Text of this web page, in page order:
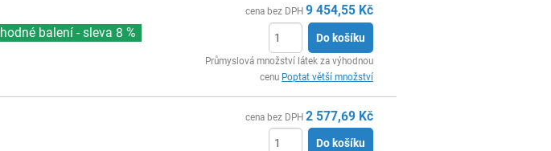
balení - sleva 8 %
cena bez DPH 9 454,55 Kč
Do košíku
Průmyslová množství látek za výhodnou
cenu Poptat větší množství
cena bez DPH 2 577,69 Kč
Do košíku